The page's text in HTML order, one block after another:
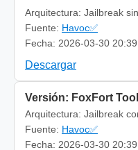
Arquitectura: Jailbreak
Fuente: Havoc✅
Fecha: 2026-03-30
Descargar
Versión: FoxFort
Arquitectura: Jailbreak
Fuente: Havoc✅
Fecha: 2026-03-30